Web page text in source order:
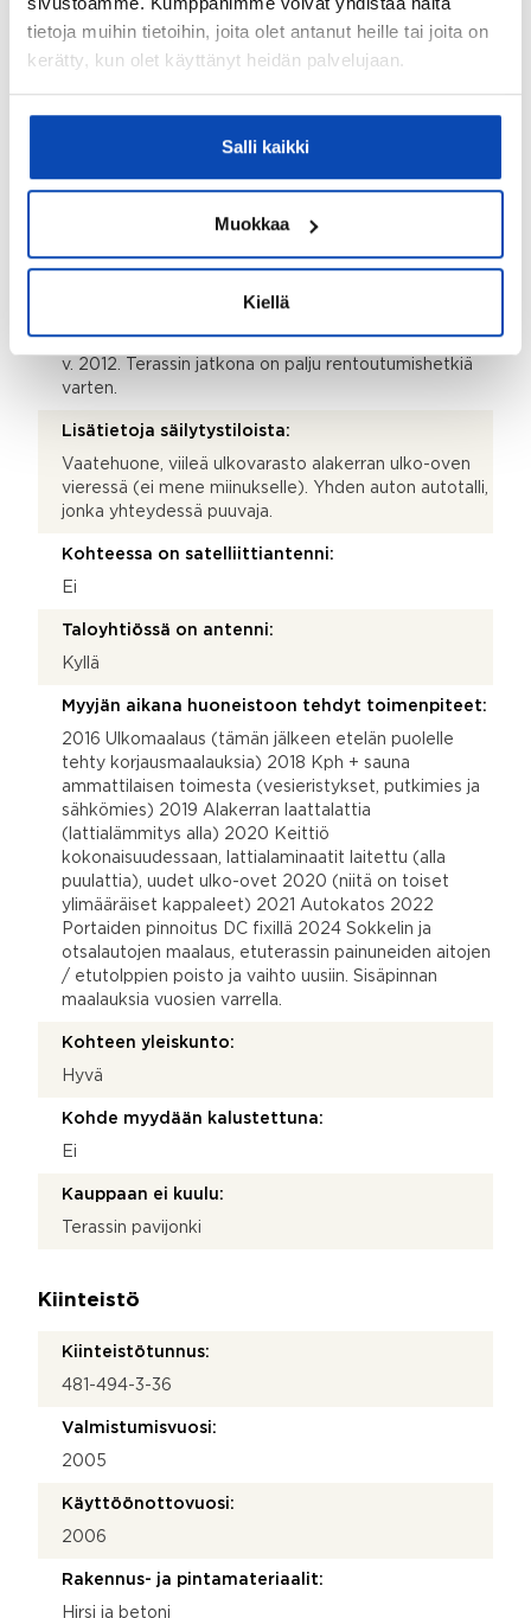
tietoja muihin tietoihin, joita olet antanut heille tai joita on
kerätty, kun olet käyttänyt heidän palvelujaan.
Salli kaikki
Muokkaa
Kiellä
Makuuhuoneiden lukumäärä:
3
Varaava takka
Kyllä
Kyllä
Lisätietoja terassista:
Talon edustan terassia on laajennettu alkuperäisestä
v. 2012. Terassin jatkona on palju rentoutumishetkiä
varten.
Lisätietoja säilytystiloista:
Vaatehuone, viileä ulkovarasto alakerran ulko-oven
vieressä (ei mene miinukselle). Yhden auton autotalli,
jonka yhteydessä puuvaja.
Kohteessa on satelliittiantenni:
Ei
Taloyhtiössä on antenni:
Kyllä
Myyjän aikana huoneistoon tehdyt toimenpiteet:
2016 Ulkomaalaus (tämän jälkeen etelän puolelle
tehty korjausmaalauksia) 2018 Kph + sauna
ammattilaisen toimesta (vesieristykset, putkimies ja
sähkömies) 2019 Alakerran laattalattia
(lattialämmitys alla) 2020 Keittiö
kokonaisuudessaan, lattialaminaatit laitettu (alla
puulattia), uudet ulko-ovet 2020 (niitä on toiset
ylimääräiset kappaleet) 2021 Autokatos 2022
Portaiden pinnoitus DC fixillä 2024 Sokkelin ja
otsalautojen maalaus, etuterassin painuneiden aitojen
/ etutolppien poisto ja vaihto uusiin. Sisäpinnan
maalauksia vuosien varrella.
Kohteen yleiskunto:
Hyvä
Kohde myydään kalustettuna:
Ei
Kauppaan ei kuulu:
Terassin pavijonki
Kiinteistö
Kiinteistötunnus:
481-494-3-36
Valmistumisvuosi:
2005
Käyttöönottovuosi:
2006
Rakennus- ja pintamateriaalit:
Hirsi ja betoni